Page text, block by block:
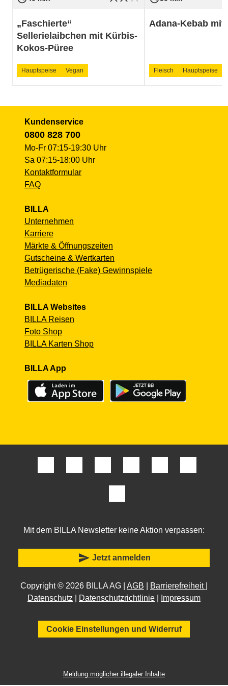
„Faschierte“
Sellerielaibchen mit Kürbis-
Kokos-Püree
Hauptspeise Vegan
Adana-Kebab mit
Fleisch Hauptspeise
Kundenservice
0800 828 700
Mo-Fr 07:15-19:30 Uhr
Sa 07:15-18:00 Uhr
Kontaktformular
FAQ
BILLA
Unternehmen
Karriere
Märkte & Öffnungszeiten
Gutscheine & Wertkarten
Betrügerische (Fake) Gewinnspiele
Mediadaten
BILLA Websites
BILLA Reisen
Foto Shop
BILLA Karten Shop
BILLA App
Mit dem BILLA Newsletter keine Aktion verpassen:
send Jetzt anmelden
Copyright © 2026 BILLA AG | AGB Barrierefreiheit
Datenschutz
Datenschutzrichtlinie Impressum
Cookie Einstellungen und Widerruf
Meldung möglicher illegaler Inhalte